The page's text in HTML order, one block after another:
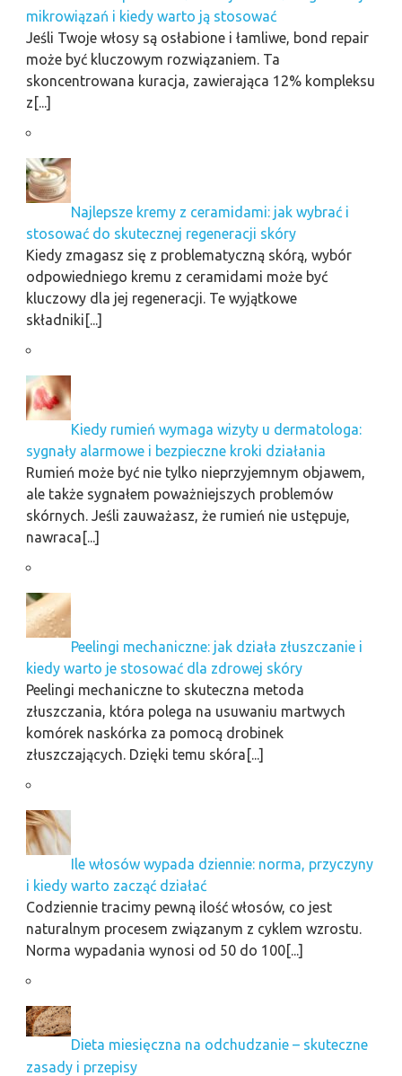
mikrowiązań i kiedy warto ją stosować
Jeśli Twoje włosy są osłabione i łamliwe, bond repair
może być kluczowym rozwiązaniem. Ta
skoncentrowana kuracja, zawierająca 12% kompleksu
z[...]
Najlepsze kremy z ceramidami: jak wybrać i
stosować do skutecznej regeneracji skóry
Kiedy zmagasz się z problematyczną skórą, wybór
odpowiedniego kremu z ceramidami może być
kluczowy dla jej regeneracji. Te wyjątkowe
składniki[...]
Kiedy rumień wymaga wizyty u dermatologa:
sygnały alarmowe i bezpieczne kroki działania
Rumień może być nie tylko nieprzyjemnym objawem,
ale także sygnałem poważniejszych problemów
skórnych. Jeśli zauważasz, że rumień nie ustępuje,
nawraca[...]
Peelingi mechaniczne: jak działa złuszczanie i
kiedy warto je stosować dla zdrowej skóry
Peelingi mechaniczne to skuteczna metoda
złuszczania, która polega na usuwaniu martwych
komórek naskórka za pomocą drobinek
złuszczających. Dzięki temu skóra[...]
Ile włosów wypada dziennie: norma, przyczyny
i kiedy warto zacząć działać
Codziennie tracimy pewną ilość włosów, co jest
naturalnym procesem związanym z cyklem wzrostu.
Norma wypadania wynosi od 50 do 100[...]
Dieta miesięczna na odchudzanie – skuteczne
zasady i przepisy